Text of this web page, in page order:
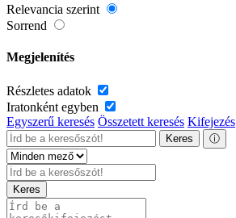
Relevancia szerint
Sorrend
Megjelenítés
Részletes adatok
Iratonként egyben
Egyszerű keresés Összetett keresés Kifejezés
Keres ⓘ
Keres